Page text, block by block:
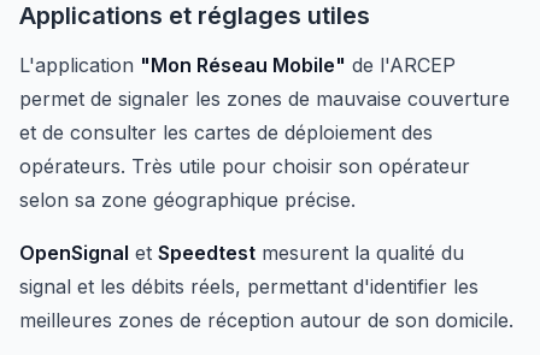
Applications et réglages utiles
L'application "Mon Réseau Mobile" de l'ARCEP
permet de signaler les zones de mauvaise couverture
et de consulter les cartes de déploiement des
opérateurs. Très utile pour choisir son opérateur
selon sa zone géographique précise.
OpenSignal et Speedtest mesurent la qualité du
signal et les débits réels, permettant d'identifier les
meilleures zones de réception autour de son domicile.